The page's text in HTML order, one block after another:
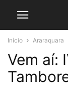
Início Araraquara
Vem aí: